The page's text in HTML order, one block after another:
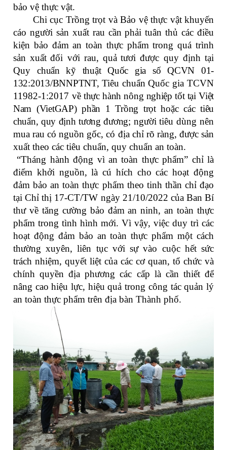
bảo vệ thực vật.
Chi cục Trồng trọt và Bảo vệ thực vật khuyến
cáo người sản xuất rau cần phải tuân thủ các điều
kiện bảo đảm an toàn thực phẩm trong quá trình
sản xuất đối với rau, quả tươi được quy định tại
Quychuẩn kỹ thuật Quốc gia số QCVN 01-
132:2013/BNNPTNT, Tiêu chuẩn Quốc gia TCVN
11982-1:2017 vềthực hành nông nghiệp tốt tại Việt
Nam (VietGAP) phần 1 Trồng trọt hoặc các tiêu
chuẩn, quy định tương đương; người tiêu dùng nên
mua rau có nguồn gốc, có địa chỉ rõ ràng, được sản
xuất theo các tiêu chuẩn, quy chuẩn an toàn.
“Tháng hành động vì an toàn thực phẩm” chỉ là
điểm khởi nguồn, là cú hích cho các hoạt động
đảm bảo an toàn thực phẩm theo tinh thần chỉ đạo
tại Chỉ thị 17-CT/TW ngày 21/10/2022 của Ban Bí
thư về tăng cường bảo đảm an ninh, an toàn thực
phẩm trong tình hình mới. Vì vậy, việc duy trì các
hoạt động đảm bảo an toàn thực phẩm một cách
thường xuyên, liên tục với sự vào cuộc hết sức
trách nhiệm, quyết liệt của các cơ quan, tổ chức và
chính quyền địa phương các cấp là cần thiết để
nâng cao hiệu lực, hiệu quả trong công tác quản lý
an toàn thực phẩm trên địa bàn Thành phố.